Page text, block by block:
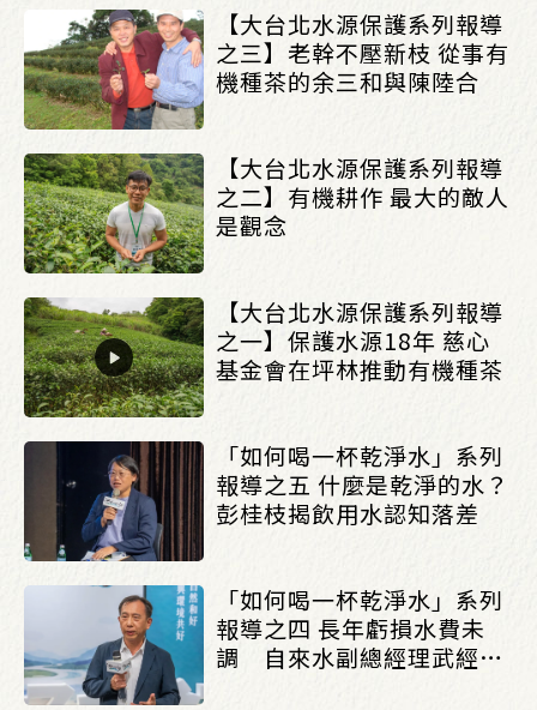
【大台北水源保護系列報導
之三】老幹不壓新枝 從事有
機種茶的余三和與陳陸合
【大台北水源保護系列報導
之二】有機耕作 最大的敵人
是觀念
【大台北水源保護系列報導
之一】保護水源18年 慈心
基金會在坪林推動有機種茶
「如何喝一杯乾淨水」系列
報導之五 什麼是乾淨的水？
彭桂枝揭飲用水認知落差
「如何喝一杯乾淨水」系列
報導之四 長年虧損水費未
調 自來水副總經理武經